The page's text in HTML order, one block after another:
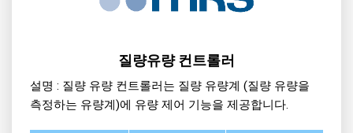
질량유량 컨트롤러
설명 : 질량 유량 컨트롤러는 질량 유량계 (질량 유량을
측정하는 유량계)에 유량 제어 기능을 제공합니다.